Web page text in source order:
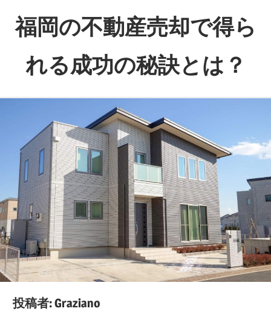
へ
福岡の不動産売却で得ら
れる成功の秘訣とは？
想
の
売
却
を
実
現
す
る、
投稿者:Graziano